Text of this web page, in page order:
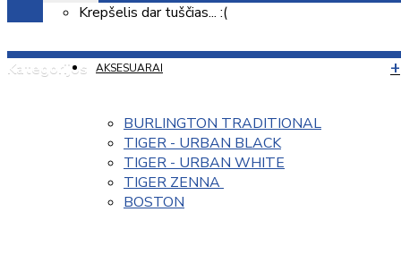
Krepšelis dar tuščias... :(
Kategorijos AKSESUARAI
BURLINGTON TRADITIONAL
TIGER - URBAN BLACK
TIGER - URBAN WHITE
TIGER ZENNA
BOSTON